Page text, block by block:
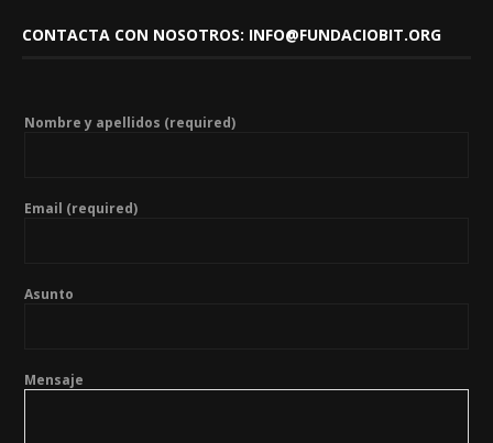
CONTACTA CON NOSOTROS: INFO@FUNDACIOBIT.ORG
Nombre y apellidos (required)
Email (required)
Asunto
Mensaje